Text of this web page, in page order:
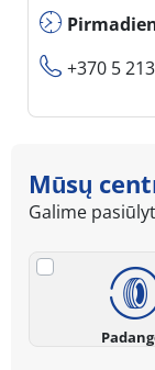
+370 5
Mūsų
Galime